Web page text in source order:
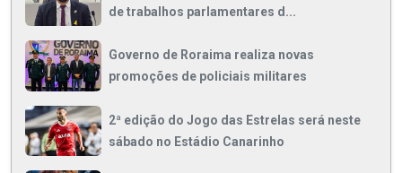
de trabalhos parlamentares d...
Governo de Roraima realiza novas
promoções de policiais militares
2ª edição do Jogo das Estrelas será neste
sábado no Estádio Canarinho